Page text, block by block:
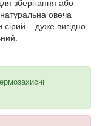
зберігання або
овеча
– дуже вигідно,